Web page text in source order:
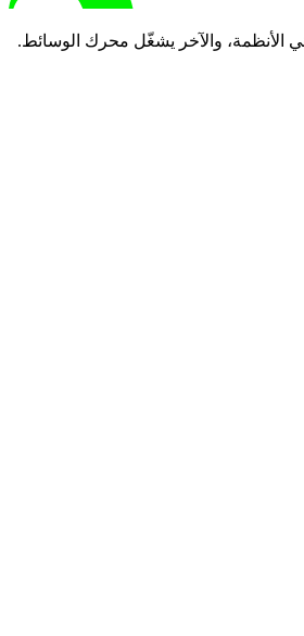
الأنظمة، والآخر يشغّل محرك الوسائط.